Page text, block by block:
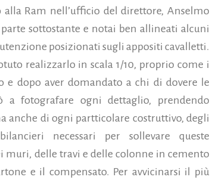
Ram nell’ufficio del direttore, Anselmo
sottostante e notai ben allineati alcuni
posizionati sugli appositi cavalletti.
realizzarlo in scala 1/10, proprio come i
e dopo aver domandato a chi di dovere le
a fotografare ogni dettaglio, prendendo
anche di ogni partticolare costruttivo, degli
necessari per sollevare queste
muri, delle travi e delle colonne in cemento
e il compensato. Per avvicinarsi il più